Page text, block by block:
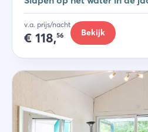
v.a. prijs/nacht
€ 118,56 Bekijk